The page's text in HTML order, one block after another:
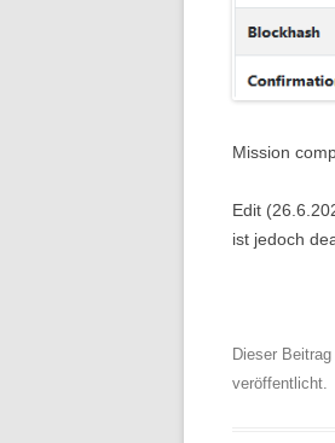
Mission
Edit
ist jedoch
Dieser
veröffentlicht.